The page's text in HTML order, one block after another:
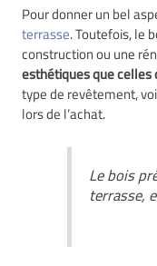
Pour donner un bel
terrasse. Toutefois, le
construction ou une
esthétiques que
type de revêtement,
lors de l’achat.
Le bois
terrasse,